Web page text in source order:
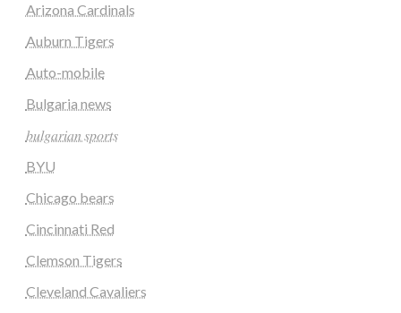
Arizona Cardinals
Auburn Tigers
Auto-mobile
Bulgaria news
𝑏𝑢𝑙𝑔𝑎𝑟𝑖𝑎𝑛 𝑠𝑝𝑜𝑟𝑡𝑠
BYU
Chicago bears
Cincinnati Red
Clemson Tigers
Cleveland Cavaliers